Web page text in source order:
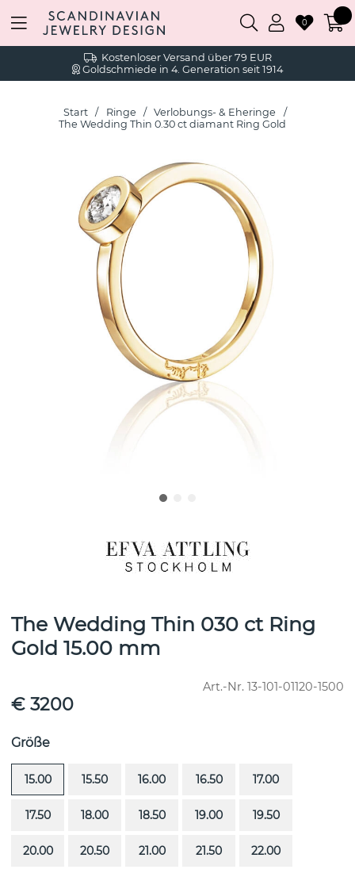
Kostenloser Versand über 79 EUR
Goldschmiede in 4. Generation seit 1914
0
Start Ringe
Verlobungs- & Eheringe
The Wedding Thin 0.30 ct diamant Ring Gold
The Wedding Thin 030 ct Ring
Gold 15.00 mm
Art.-Nr. 13-101-01120-1500
€ 3200
Größe
15.00 15.50 16.00 16.50 17.00
17.50 18.00 18.50 19.00 19.50
20.00 20.50 21.00 21.50 22.00